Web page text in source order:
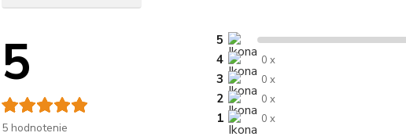
5
5 hodnotenie
5
4
0 x
3 0 x
2 0 x
1 0 x